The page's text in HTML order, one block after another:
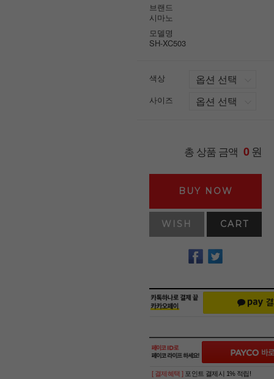
브랜드
시마노
모델명
SH-XC503
색상
사이즈
총 상품 금액 0원
BUY NOW
WISH CART
[ 결제혜택 ] 포인트 결제시 1% 적립!